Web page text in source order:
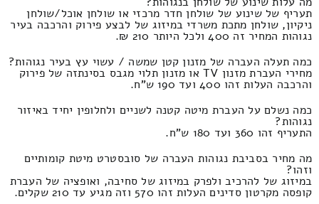
תעריף של שינוע של שולחן חדר מרכזי או שולחן אוכל/שולחן
ניקיון, שולחן מתכת משרדי במיזוג של לבצע פירוק והרכבה בעיר
נגוהות המחיר זה 400 ולכל היותר 210 ₪.
כמה תעלה העברה של מזנון קטן שמשה / עשוי עץ בעיר נגוהות?
מחירי העברת מזנון TV או מזנון תלוי מגבס בסינתזה של פירוק
והרכבה העלות זהו 400 ועד 190 ש"ח.
כמה נשלם על העברת מיטה קטנה לשניים ולחלופין יחיד באיזור
נגוהות?
התעריף זהו 360 ועד 180 ש"ח.
מה מחיר בסביבת נגוהות העברה של סובסטרט מיטת קומותיים
וזהו?
במיזוג של להרכיב ולפרק במיזוג של סחיבה, ואופציה של העברת
קופסה מקרטון סדינים העלות זהו 570 וזה מגיע עד 210 שקלים.